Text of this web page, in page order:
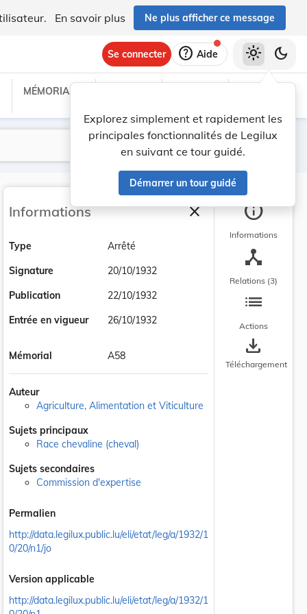
En savoir plus Ne plus afficher ce message
Se connecter help Aide
Explorez simplement et rapidement les
principales fonctionnalités de Legilux
en suivant ce tour guidé.
Démarrer un tour guidé
light_mode dark_mode
MÉMORIAL C
Lancer la recherche
Filtres
Informations closeFermer la barre
Type
Arrêté
Signature
20/10/1932
Publication
22/10/1932
Entrée en vigueur
26/10/1932
Mémorial A58
Auteur
Agriculture, Alimentation et Viticulture
Sujets principaux
Race chevaline (cheval)
Sujets secondaires
Commission d'expertise
Permalien
http://data.legilux.public.lu/eli/etat/leg/a/1932/1
0/20/n1/jo
Version applicable
http://data.legilux.public.lu/eli/etat/leg/a/1932/1
info
Informations
device_hub
Relations (3)
list
Actions
save_alt
Téléchargement